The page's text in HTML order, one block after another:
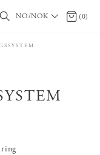
NO/NOK 0 (0)